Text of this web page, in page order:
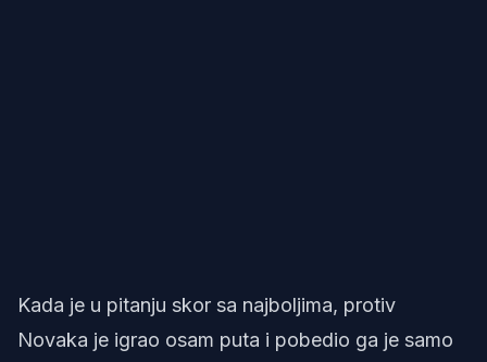
Kada je u pitanju skor sa najboljima, protiv
Novaka je igrao osam puta i pobedio ga je samo